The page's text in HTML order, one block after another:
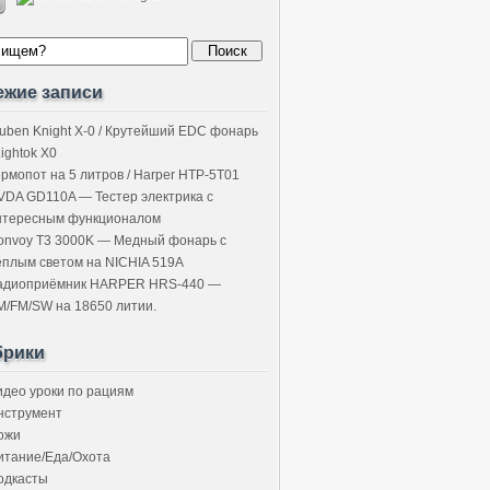
записи
Knight X-0 / Крутейший EDC фонарь
X0
на 5 литров / Harper HTP-5T01
GD110A — Тестер электрика с
функционалом
T3 3000K — Медный фонарь с
светом на NICHIA 519A
HARPER HRS-440 —
FM/SW на 18650 литии.
уроки по рациям
Еда/Охота